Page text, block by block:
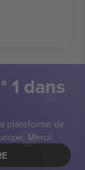
1 dans
plateforme de
Merci!